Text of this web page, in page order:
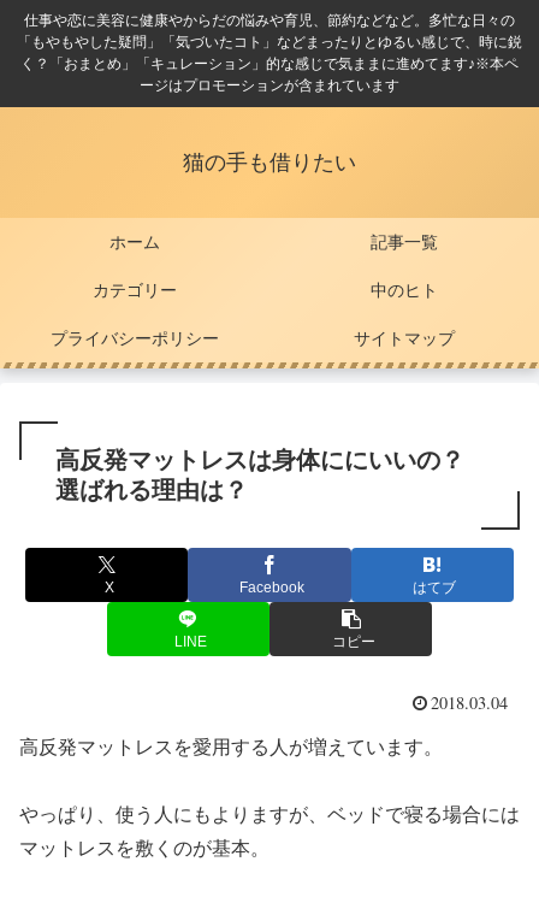
仕事や恋に美容に健康やからだの悩みや育児、節約などなど。多忙な日々の
「もやもやした疑問」「気づいたコト」などまったりとゆるい感じで、時に鋭
く？「おまとめ」「キュレーション」的な感じで気ままに進めてます♪※本ペ
ージはプロモーションが含まれています
猫の手も借りたい
ホーム 記事一覧
カテゴリー 中のヒト
プライバシーポリシー サイトマップ
高反発マットレスは身体ににいいの？
選ばれる理由は？
X Facebook はてブ
LINE コピー
2018.03.04
高反発マットレスを愛用する人が増えています。
やっぱり、使う人にもよりますが、ベッドで寝る場合には
マットレスを敷くのが基本。